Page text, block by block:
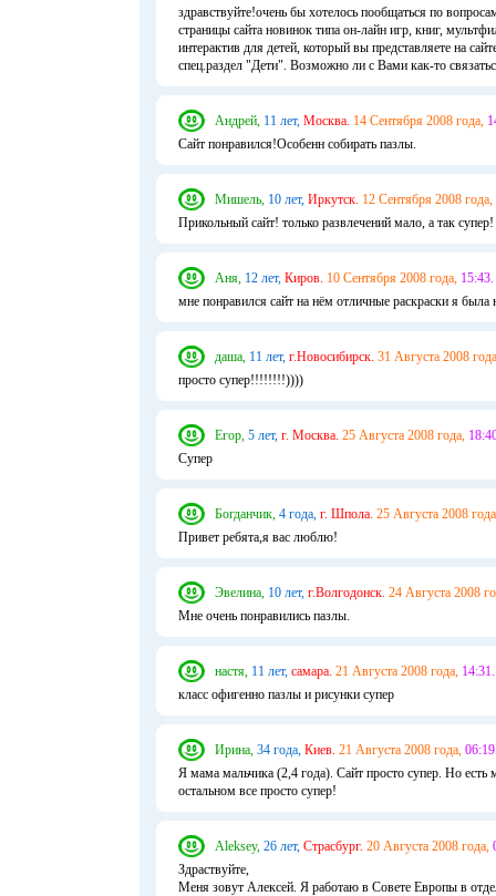
здравствуйте!очень бы хотелось пообщаться по
страницы сайта новинок типа он-лайн игр, книг,
интерактив для детей, который вы представляете на
спец.раздел "Дети". Возможно ли с Вами как-то
Андрей, 11 лет, Москва. 14 Сентября 2008 года,
Сайт понравился!Особенн собирать пазлы.
Мишель, 10 лет, Иркутск. 12 Сентября 2008 года,
Прикольный сайт! только развлечений мало, а так супер!
Аня, 12 лет, Киров. 10 Сентября 2008 года, 15:43.
мне понравился сайт на нём отличные раскраски я была
даша, 11 лет, г.Новосибирск. 31 Августа 2008
просто супер!!!!!!!!))))
Егор, 5 лет, г. Москва. 25 Августа 2008 года,
Супер
Богданчик, 4 года, г. Шпола. 25 Августа 2008
Привет ребята,я вас люблю!
Эвелина, 10 лет, г.Волгодонск. 24 Августа 2008
Мне очень понравились пазлы.
настя, 11 лет, самара. 21 Августа 2008 года, 14:31.
класс офигенно пазлы и рисунки супер
Ирина, 34 года, Киев. 21 Августа 2008 года,
Я мама мальчика (2,4 года). Сайт просто супер. Но есть
остальном все просто супер!
Aleksey, 26 лет, Страсбург. 20 Августа 2008 года,
Здраствуйте,
Меня зовут Алексей. Я работаю в Совете Европы в